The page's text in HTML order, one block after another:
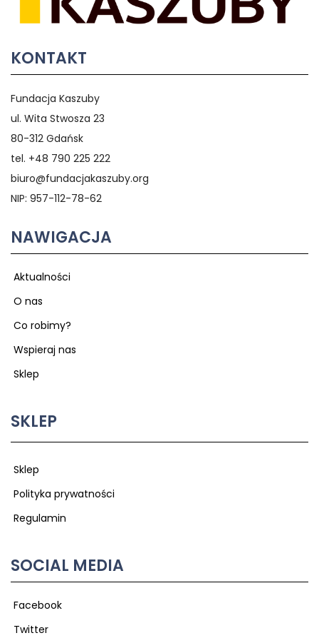
KONTAKT
Fundacja Kaszuby
ul. Wita Stwosza 23
80-312 Gdańsk
tel. +48 790 225 222
biuro@fundacjakaszuby.org
NIP: 957-112-78-62
NAWIGACJA
Aktualności
O nas
Co robimy?
Wspieraj nas
Sklep
SKLEP
Sklep
Polityka prywatności
Regulamin
SOCIAL MEDIA
Facebook
Twitter